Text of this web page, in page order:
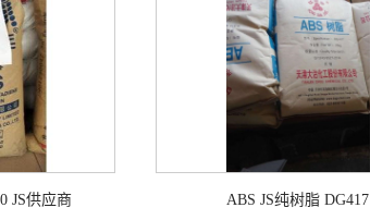
JS供应商 ABS JS纯树脂 DG417